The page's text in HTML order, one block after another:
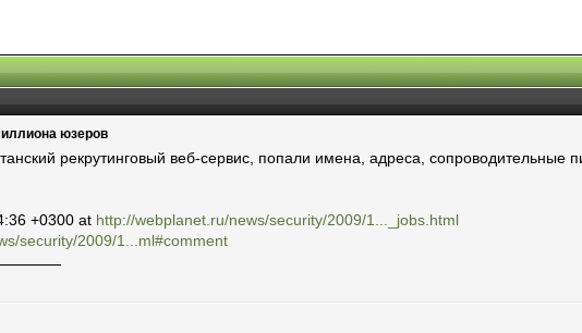
юзеров
рекрутинговый веб-сервис, попали имена, адреса, сопроводительные
+0300 at http://webplanet.ru/news/security/2009/1..._jobs.html
security/2009/1...ml#comment